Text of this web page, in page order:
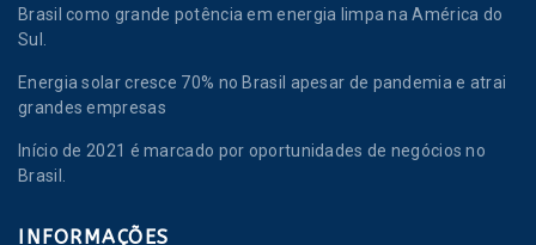
Brasil como grande potência em energia limpa na América do
Sul.
Energia solar cresce 70% no Brasil apesar de pandemia e atrai
grandes empresas
Início de 2021 é marcado por oportunidades de negócios no
Brasil.
INFORMAÇÕES